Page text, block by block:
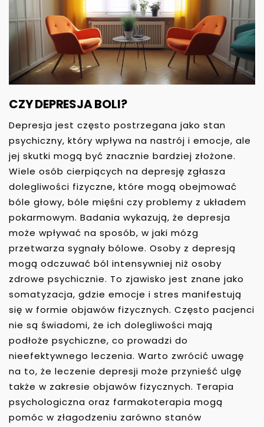
CZY DEPRESJA BOLI?
Depresja jest często postrzegana jako stan
psychiczny, który wpływa na nastrój i emocje, ale
jej skutki mogą być znacznie bardziej złożone.
Wiele osób cierpiących na depresję zgłasza
dolegliwości fizyczne, które mogą obejmować
bóle głowy, bóle mięśni czy problemy z układem
pokarmowym. Badania wykazują, że depresja
może wpływać na sposób, w jaki mózg
przetwarza sygnały bólowe. Osoby z depresją
mogą odczuwać ból intensywniej niż osoby
zdrowe psychicznie. To zjawisko jest znane jako
somatyzacja, gdzie emocje i stres manifestują
się w formie objawów fizycznych. Często pacjenci
nie są świadomi, że ich dolegliwości mają
podłoże psychiczne, co prowadzi do
nieefektywnego leczenia. Warto zwrócić uwagę
na to, że leczenie depresji może przynieść ulgę
także w zakresie objawów fizycznych. Terapia
psychologiczna oraz farmakoterapia mogą
pomóc w złagodzeniu zarówno stanów